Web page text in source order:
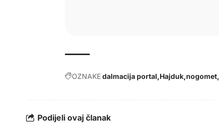
OZNAKEdalmacija portal Hajduk nogomet
Podijeli ovaj članak